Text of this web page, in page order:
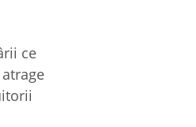
ce